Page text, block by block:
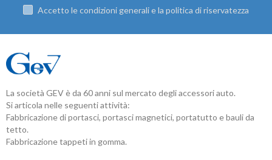
Accetto le condizioni generali e la politica di riservatezza
La società GEV è da 60 anni sul mercato degli accessori auto.
Si articola nelle seguenti attività:
Fabbricazione di portasci, portasci magnetici, portatutto e bauli da
tetto.
Fabbricazione tappeti in gomma.